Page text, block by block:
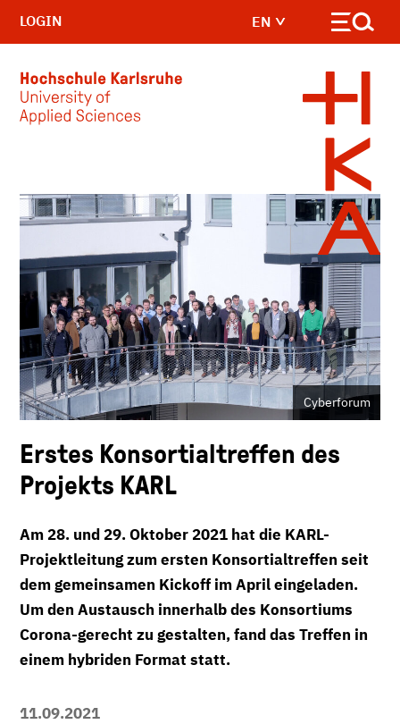
EN
LOGIN
Cyberforum
Erstes Konsortialtreffen des
Projekts KARL
Am 28. und 29. Oktober 2021 hat die KARL-
Projektleitung zum ersten Konsortialtreffen seit
dem gemeinsamen Kickoff im April eingeladen.
Um den Austausch innerhalb des Konsortiums
Corona-gerecht zu gestalten, fand das Treffen in
einem hybriden Format statt.
11.09.2021